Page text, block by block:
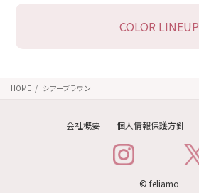
COLOR LINEUP
HOME シアーブラウン
会社概要 個人情報保護方針
© feliamo